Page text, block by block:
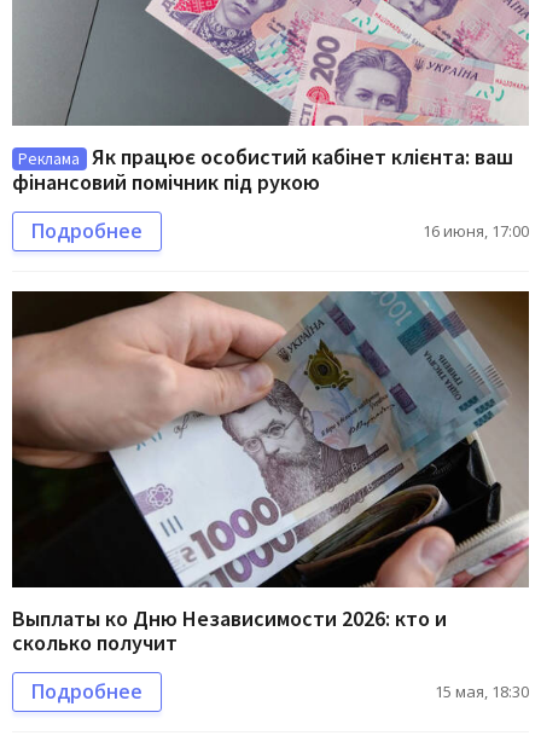
Реклама Як працює особистий кабінет клієнта: ваш
фінансовий помічник під рукою
Подробнее 16 июня, 17:00
Выплаты ко Дню Независимости 2026: кто и
сколько получит
Подробнее 15 мая, 18:30